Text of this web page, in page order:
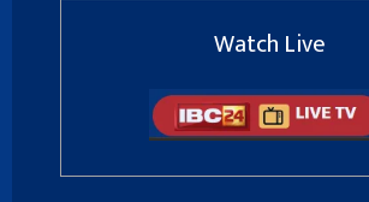
Watch Live